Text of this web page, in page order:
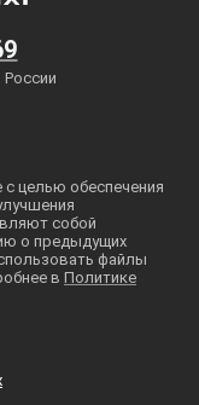
целью обеспечения
собой
о предыдущих
файлы
в Политике